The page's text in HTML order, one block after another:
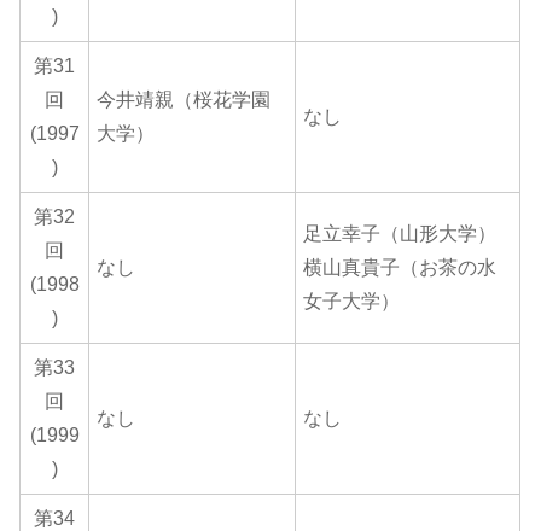
)
第31
回
(1997
)
今井靖親（桜花学園
大学）
なし
第32
回
(1998
)
なし
足立幸子（山形大学）
横山真貴子（お茶の水
女子大学）
第33
回
(1999
)
なし なし
第34